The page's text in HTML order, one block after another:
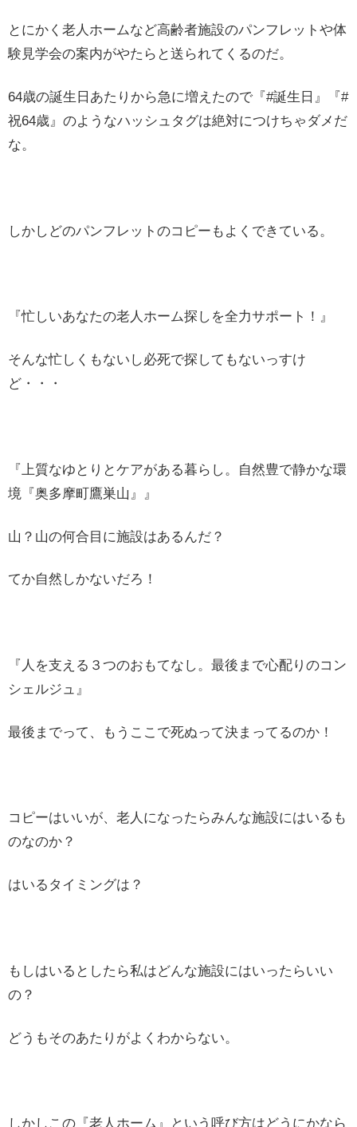
とにかく老人ホームなど高齢者施設のパンフレットや体
験見学会の案内がやたらと送られてくるのだ。
64歳の誕生日あたりから急に増えたので『#誕生日』『#
祝64歳』のようなハッシュタグは絶対につけちゃダメだ
な。
しかしどのパンフレットのコピーもよくできている。
『忙しいあなたの老人ホーム探しを全力サポート！』
そんな忙しくもないし必死で探してもないっすけ
ど・・・
『上質なゆとりとケアがある暮らし。自然豊で静かな環
境『奥多摩町鷹巣山』』
山？山の何合目に施設はあるんだ？
てか自然しかないだろ！
『人を支える３つのおもてなし。最後まで心配りのコン
シェルジュ』
最後までって、もうここで死ぬって決まってるのか！
コピーはいいが、老人になったらみんな施設にはいるも
のなのか？
はいるタイミングは？
もしはいるとしたら私はどんな施設にはいったらいい
の？
どうもそのあたりがよくわからない。
しかしこの『老人ホーム』という呼び方はどうにかなら